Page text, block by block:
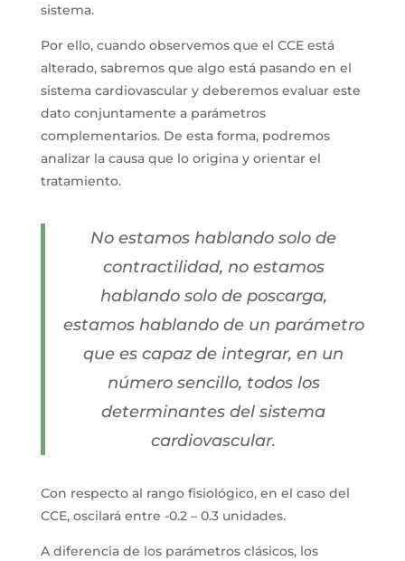
sistema.
Por ello, cuando observemos que el CCE está
alterado, sabremos que algo está pasando en el
sistema cardiovascular y deberemos evaluar este
dato conjuntamente a parámetros
complementarios. De esta forma, podremos
analizar la causa que lo origina y orientar el
tratamiento.
No estamos hablando solo de
contractilidad, no estamos
hablando solo de poscarga,
estamos hablando de un parámetro
que es capaz de integrar, en un
número sencillo, todos los
determinantes del sistema
cardiovascular.
Con respecto al rango fisiológico, en el caso del
CCE, oscilará entre -0.2 – 0.3 unidades.
A diferencia de los parámetros clásicos, los